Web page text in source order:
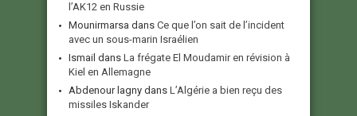
l’AK12 en Russie
Mounirmarsa dans Ce que l’on sait de l’incident
avec un sous-marin Israélien
Ismail dans La frégate El Moudamir en révision à
Kiel en Allemagne
Abdenour lagny dans L’Algérie a bien reçu des
missiles Iskander